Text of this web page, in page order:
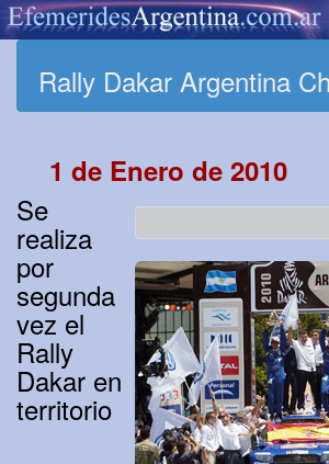
Rally Dakar Argentina
1 de Enero de 2010
Se
realiza
por
segunda
vez el
Rally
Dakar en
territorio